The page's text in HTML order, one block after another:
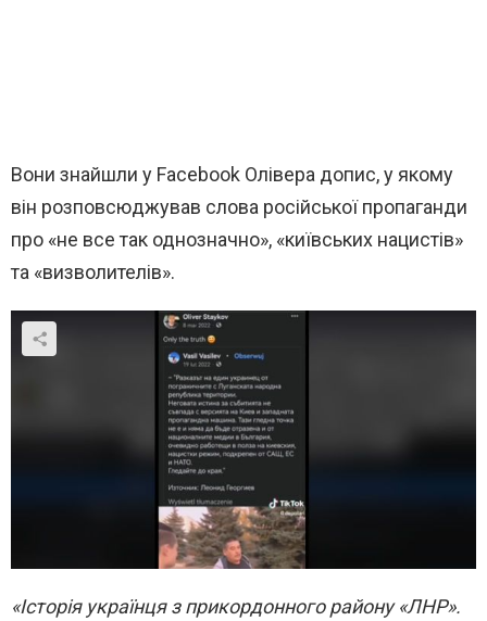
Вони знайшли у Facebook Олівера допис, у якому
він розповсюджував слова російської пропаганди
про «не все так однозначно», «київських нацистів»
та «визволителів».
«Історія українця з прикордонного району «ЛНР».